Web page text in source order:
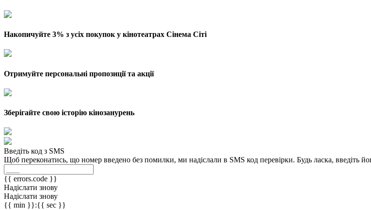
Накопичуйте 3% з усіх покупок у кінотеатрах Сінема Сіті
Отримуйте персональні пропозиції та акції
Зберігайте свою історію кінозанурень
Введіть код з SMS
Щоб переконатись, що номер введено без помилки, ми надіслали в SMS код перевірки. Будь ласка, введіть
{{ errors.code }}
Надіслати знову
Надіслати знову
{{ min }}:{{ sec }}